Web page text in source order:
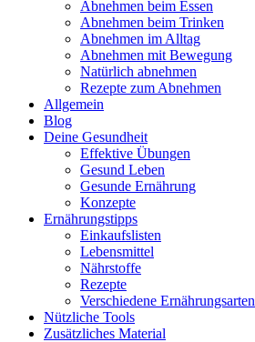
Abnehmen beim Essen
Abnehmen beim Trinken
Abnehmen im Alltag
Abnehmen mit Bewegung
Natürlich abnehmen
Rezepte zum Abnehmen
Allgemein
Blog
Deine Gesundheit
Effektive Übungen
Gesund Leben
Gesunde Ernährung
Konzepte
Ernährungstipps
Einkaufslisten
Lebensmittel
Nährstoffe
Rezepte
Verschiedene Ernährungsarten
Nützliche Tools
Zusätzliches Material